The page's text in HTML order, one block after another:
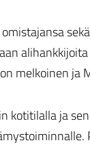
melkoinen ja
kotitilalla ja